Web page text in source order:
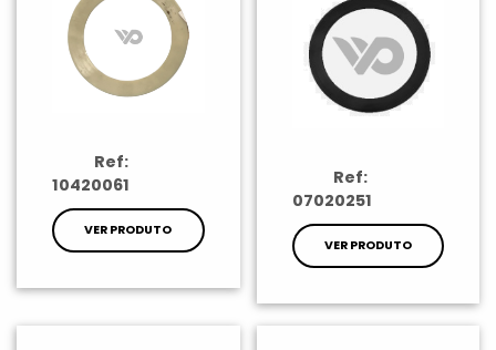
Ref:
10420061
VER PRODUTO
Ref:
07020251
VER PRODUTO